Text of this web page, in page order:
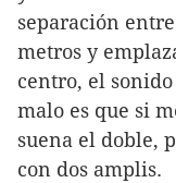
separación
metros y
centro, el
malo es que si
suena el doble,
con dos amplis.